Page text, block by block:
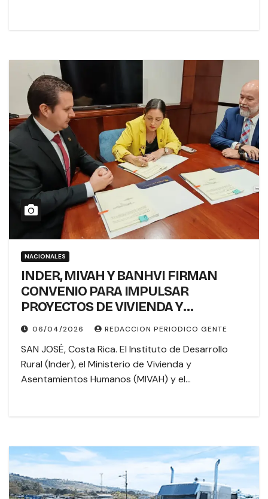
NACIONALES
INDER, MIVAH Y BANHVI FIRMAN
CONVENIO PARA IMPULSAR
PROYECTOS DE VIVIENDA Y
TITULACIÓN EN TERRITORIOS
06/04/2026 REDACCION PERIODICO GENTE
SAN JOSÉ, Costa Rica. El Instituto de Desarrollo
Rural (Inder), el Ministerio de Vivienda y
Asentamientos Humanos (MIVAH) y el…